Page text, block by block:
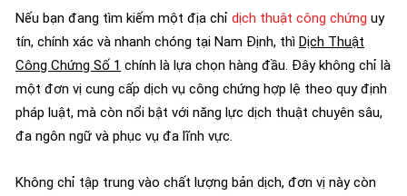
Nếu bạn đang tìm kiếm một địa chỉ dịch thuật công chứng uy
tín, chính xác và nhanh chóng tại Nam Định, thì Dịch Thuật
Công Chứng Số 1 chính là lựa chọn hàng đầu. Đây không chỉ là
một đơn vị cung cấp dịch vụ công chứng hợp lệ theo quy định
pháp luật, mà còn nổi bật với năng lực dịch thuật chuyên sâu,
đa ngôn ngữ và phục vụ đa lĩnh vực.
Không chỉ tập trung vào chất lượng bản dịch, đơn vị này còn